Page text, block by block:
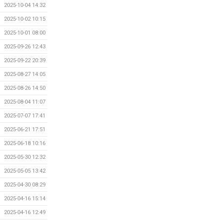
2025-10-04 14:32
2025-10-02 10:15
2025-10-01 08:00
2025-09-26 12:43
2025-09-22 20:39
2025-08-27 14:05
2025-08-26 14:50
2025-08-04 11:07
2025-07-07 17:41
2025-06-21 17:51
2025-06-18 10:16
2025-05-30 12:32
2025-05-05 13:42
2025-04-30 08:29
2025-04-16 15:14
2025-04-16 12:49